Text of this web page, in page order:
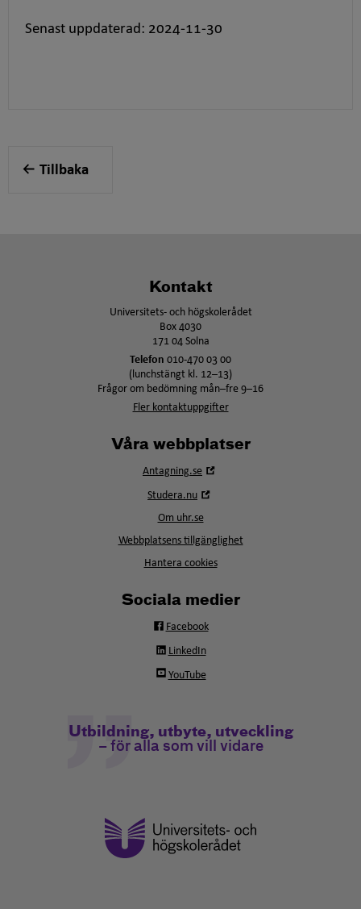
Senast uppdaterad: 2024-11-30
Tillbaka
Kontakt
Universitets- och högskolerådet
Box 4030
171 04 Solna
Telefon 010-470 03 00
(lunchstängt kl. 12–13)
Frågor om bedömning mån–fre 9–16
Fler kontaktuppgifter
Våra webbplatser
Antagning.se
Studera.nu
fönster
Om uhr.se
Webbplatsens tillgänglighet
Hantera cookies
Sociala medier
Facebook
LinkedIn
YouTube
Utbildning, utbyte, utveckling
– för alla som vill vidare